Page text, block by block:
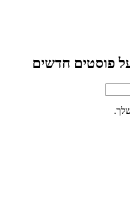
פוסטים חדשים